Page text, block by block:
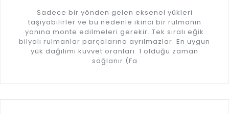
Sadece bir yönden gelen eksenel yükleri
taşıyabilirler ve bu nedenle ikinci bir rulmanın
yanına monte edilmeleri gerekir. Tek sıralı eğik
bilyalı rulmanlar parçalarına ayrılmazlar. En uygun
yük dağılımı kuvvet oranları 1 olduğu zaman
sağlanır (Fa